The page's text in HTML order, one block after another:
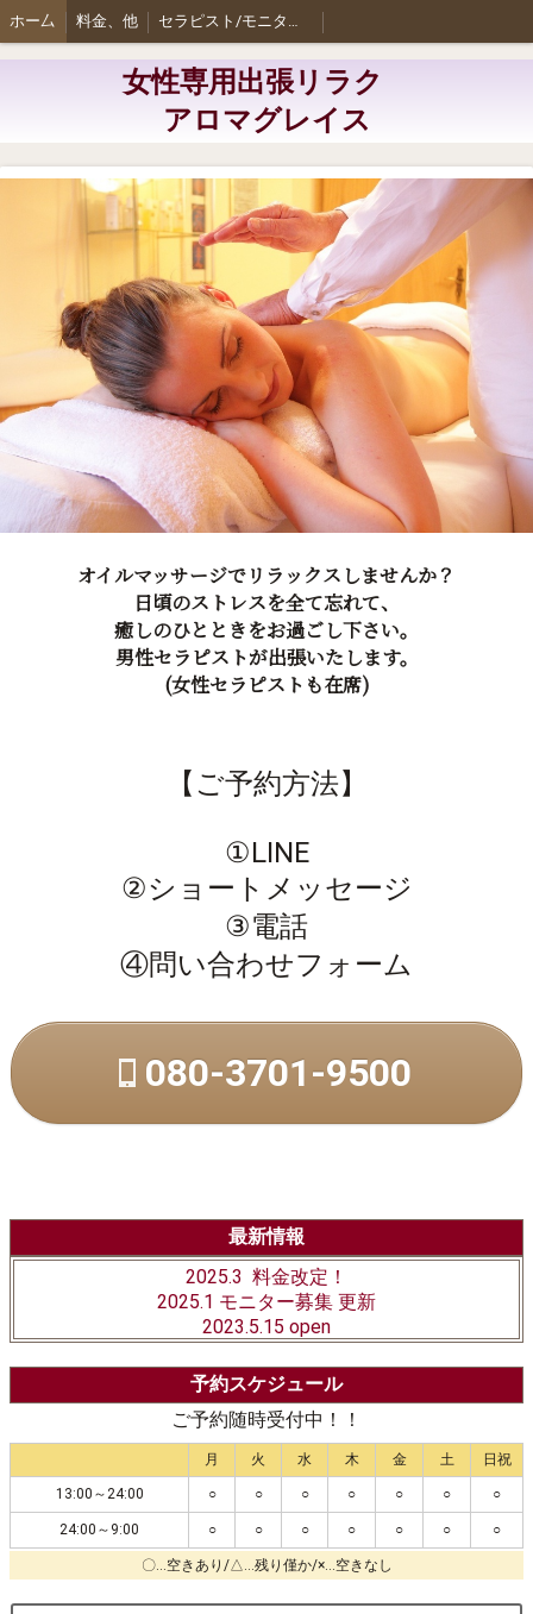
ホー厶 料金、他 セラピスト/モニター募集
女性専用出張リラク
アロマグレイス
オイルマッサージでリラックスしませんか？
日頃のストレスを全て忘れて、
癒しのひとときをお過ごし下さい。
男性セラピストが出張いたします。
(女性セラピストも在席)
【ご予約方法】
①LINE
②ショートメッセージ
③電話
④問い合わせフォーム
080-3701-9500
最新情報
2025.3 料金改定！
2025.1 モニター募集 更新
2023.5.15 open
予約スケジュール
ご予約随時受付中！！
月 火 水 木 金 土 日祝
13:00～24:00 ○ ○ ○ ○ ○ ○ ○
24:00～9:00 ○ ○ ○ ○ ○ ○ ○
〇…空きあり/△…残り僅か/×…空きなし